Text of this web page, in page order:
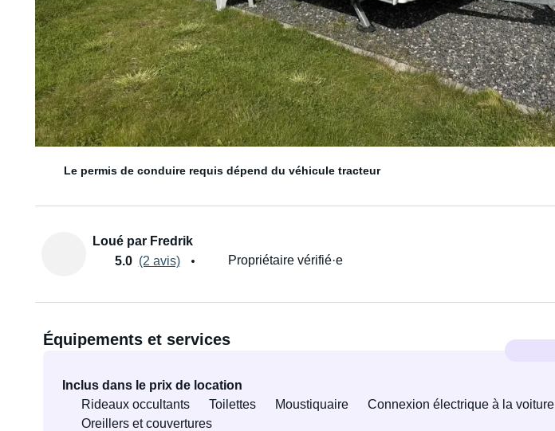
5 couchages
Le permis de conduire requis dépend du véhicule tracteur
Loué par Fredrik
5.0 (2 avis) Propriétaire vérifié·e
Équipements et services
Inclus dans le prix de location
Rideaux occultants
Toilettes Moustiquaire Connexion électrique à la voiture
Oreillers et couvertures